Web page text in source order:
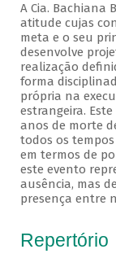
A Cia. Bachiana
atitude cujas
meta e o seu
desenvolve
realização
forma
própria na
estrangeira.
anos de morte
todos os
em termos de
este evento
ausência, mas
presença entre
Repertório